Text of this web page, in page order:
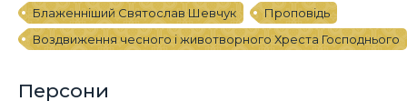
Блаженніший Святослав Шевчук
Проповідь
Воздвиження чесного і животворного Хреста Господнього
Персони